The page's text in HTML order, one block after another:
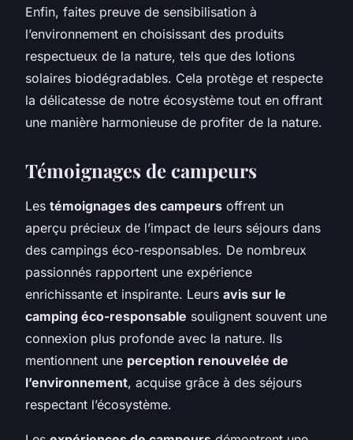
Enfin, faites preuve de sensibilisation à
l’environnement en choisissant des produits
respectueux de la nature, tels que des lotions
solaires biodégradables. Cela protège et respecte
la délicatesse de notre écosystème tout en offrant
une manière harmonieuse de profiter de la nature.
Témoignages de campeurs
Les témoignages des campeurs offrent un
aperçu précieux de l’impact de leurs séjours dans
des campings éco-responsables. De nombreux
passionnés rapportent une expérience
enrichissante et inspirante. Leurs avis sur le
camping éco-responsable soulignent souvent une
connexion plus profonde avec la nature. Ils
mentionnent une perception renouvelée de
l’environnement, acquise grâce à des séjours
respectant l’écosystème.